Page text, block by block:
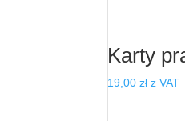
Karty
19,00zł z VAT